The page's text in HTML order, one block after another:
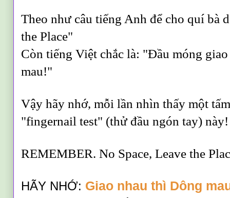
Theo như câu tiếng Anh để cho quí bà
the Place"
Còn tiếng Việt chắc là: "Đầu móng
mau!"
Vậy hãy nhớ, mỗi lần nhìn thấy một
"fingernail test" (thử đầu ngón tay)
REMEMBER. No Space, Leave the
HÃY NHỚ: Giao nhau thì Dông